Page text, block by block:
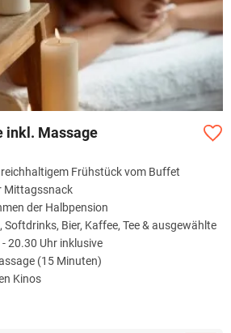
inkl. Massage
Frühstück vom Buffet
Mittagssnack
der Halbpension
Bier, Kaffee, Tee & ausgewählte
20.30 Uhr inklusive
(15 Minuten)
Kinos